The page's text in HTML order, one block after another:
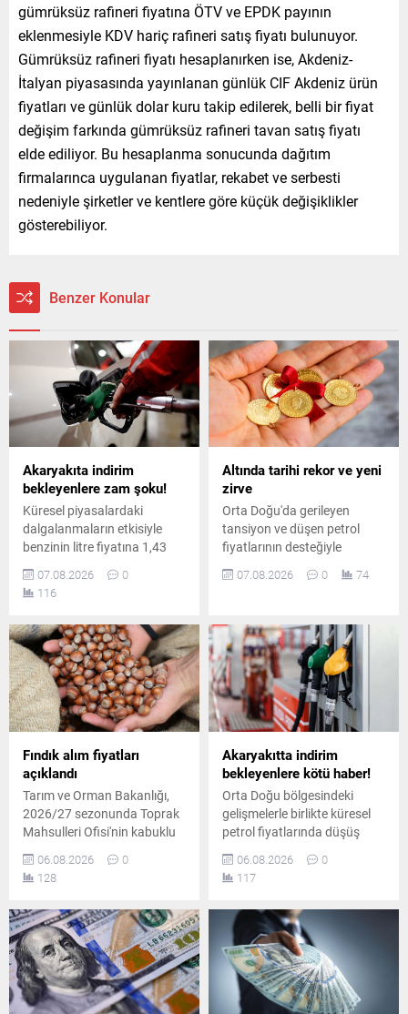
gümrüksüz rafineri fiyatına ÖTV ve EPDK payının
eklenmesiyle KDV hariç rafineri satış fiyatı bulunuyor.
Gümrüksüz rafineri fiyatı hesaplanırken ise, Akdeniz-
İtalyan piyasasında yayınlanan günlük CIF Akdeniz ürün
fiyatları ve günlük dolar kuru takip edilerek, belli bir fiyat
değişim farkında gümrüksüz rafineri tavan satış fiyatı
elde ediliyor. Bu hesaplanma sonucunda dağıtım
firmalarınca uygulanan fiyatlar, rekabet ve serbesti
nedeniyle şirketler ve kentlere göre küçük değişiklikler
gösterebiliyor.
Benzer Konular
Akaryakıta indirim
bekleyenlere zam şoku!
Küresel piyasalardaki
dalgalanmaların etkisiyle
benzinin litre fiyatına 1,43
TL'lik artış öngörülürken, Eşel
Mobil Sistemi desteğiyle
sürücülerin deposuna
yansıyacak.
07.08.2026
0
116
Altında tarihi rekor ve yeni
zirve
Orta Doğu'da gerileyen
tansiyon ve düşen petrol
fiyatlarının desteğiyle
haftalık %5'i aşan yükseliş
kaydeden altın, rekor
6.575 TL'yi gördü.
07.08.2026 0 74
Fındık alım fiyatları
açıklandı
Tarım ve Orman Bakanlığı,
2026/27 sezonunda Toprak
Mahsulleri Ofisi'nin kabuklu
duyurdu. Giresun kalite
fındık 255 lira, levant kalite
250 liradan alınacak.
06.08.2026
0
128
Akaryakıtta indirim
bekleyenlere kötü haber!
Orta Doğu bölgesindeki
gelişmelerle birlikte küresel
petrol fiyatlarında düşüş
pompa fiyatları aynı kaldı.
Planlanan yüksek oranlı
vergi artışına aktarıldı.
06.08.2026
0
117